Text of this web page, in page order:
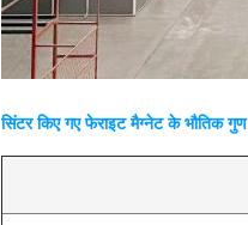
सिंटर किए गए फेराइट मैग्नेट के भौतिक गुण